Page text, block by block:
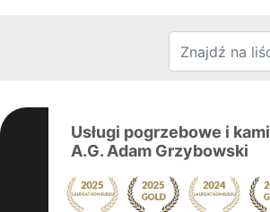
Usługi pogrzebowe i
A.G. Adam Grzybowski